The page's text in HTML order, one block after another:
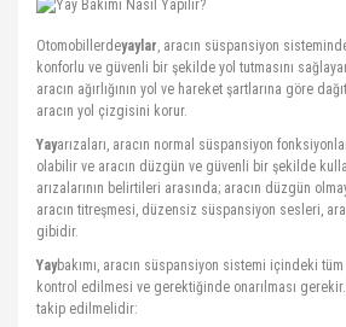
Otomobillerdeyaylar, aracın süspansiyon
konforlu ve güvenli bir şekilde yol tutmasını
aracın ağırlığının yol ve hareket şartlarına göre
aracın yol çizgisini korur.
Yayarızaları, aracın normal süspansiyon
olabilir ve aracın düzgün ve güvenli bir şekilde
arızalarının belirtileri arasında; aracın düzgün
aracın titreşmesi, düzensiz süspansiyon sesleri,
gibidir.
Yaybakımı, aracın süspansiyon sistemi içindeki
kontrol edilmesi ve gerektiğinde onarılması gerekir.
takip edilmelidir: